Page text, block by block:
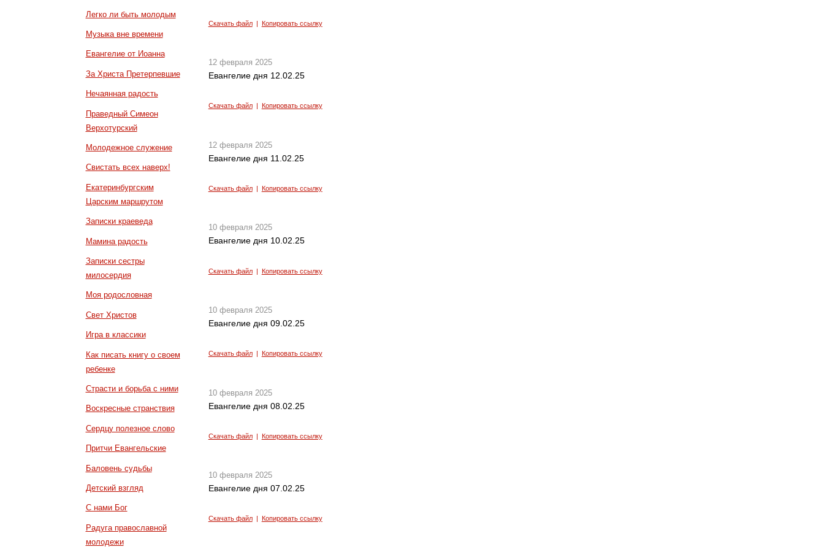
Легко ли быть молодым
Музыка вне времени
Евангелие от Иоанна
За Христа Претерпевшие
Нечаянная радость
Праведный Симеон
Верхотурский
Молодежное служение
Свистать всех наверх!
Екатеринбургским
Царским маршрутом
Записки краеведа
Мамина радость
Записки сестры
милосердия
Моя родословная
Свет Христов
Игра в классики
Как писать книгу о своем
ребенке
Страсти и борьба с ними
Воскресные странствия
Сердцу полезное слово
Притчи Евангельские
Баловень судьбы
Детский взгляд
С нами Бог
Радуга православной
молодежи
Скачать файл| Копировать ссылку
12 февраля 2025
Евангелие дня 12.02.25
Скачать файл| Копировать ссылку
12 февраля 2025
Евангелие дня 11.02.25
Скачать файл| Копировать ссылку
10 февраля 2025
Евангелие дня 10.02.25
Скачать файл| Копировать ссылку
10 февраля 2025
Евангелие дня 09.02.25
Скачать файл| Копировать ссылку
10 февраля 2025
Евангелие дня 08.02.25
Скачать файл| Копировать ссылку
10 февраля 2025
Евангелие дня 07.02.25
Скачать файл| Копировать ссылку